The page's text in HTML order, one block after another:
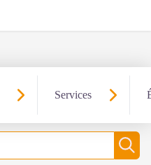
Services